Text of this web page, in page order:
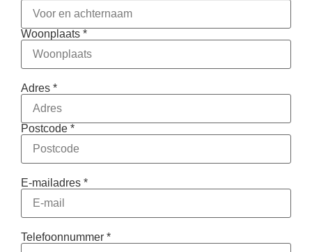
Woonplaats *
Adres *
Postcode *
E-mailadres *
Telefoonnummer *